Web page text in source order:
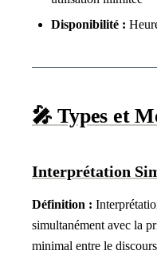
Disponibilité :
🎤 Types et
Interprétation
Définition :
simultanément avec la
minimal entre le